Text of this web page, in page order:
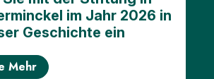
im Jahr 2026 in
Geschichte ein
Mehr